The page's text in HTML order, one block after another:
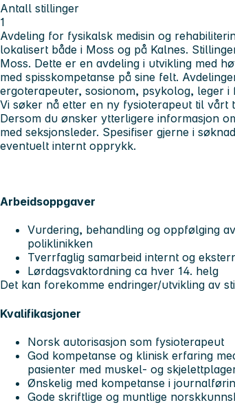
Antall stillinger
1
Avdeling for fysikalsk medisin og
lokalisert både i Moss og på Kalnes.
Moss. Dette er en avdeling i utvikling med
med spisskompetanse på sine felt.
ergoterapeuter, sosionom, psykolog, leger
Vi søker nå etter en ny fysioterapeut til vårt
Dersom du ønsker ytterligere informasjon
med seksjonsleder. Spesifiser gjerne i
eventuelt internt opprykk.
Arbeidsoppgaver
Vurdering, behandling og oppfølging
poliklinikken
Tverrfaglig samarbeid internt og
Lørdagsvaktordning ca hver 14. helg
Det kan forekomme endringer/utvikling av
Kvalifikasjoner
Norsk autorisasjon som fysioterapeut
God kompetanse og klinisk erfaring
pasienter med muskel- og
Ønskelig med kompetanse i
Gode skriftlige og muntlige